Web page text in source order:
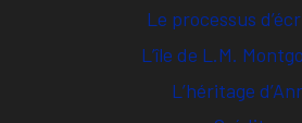
Le processus
L’île de L.M.
L’héritage